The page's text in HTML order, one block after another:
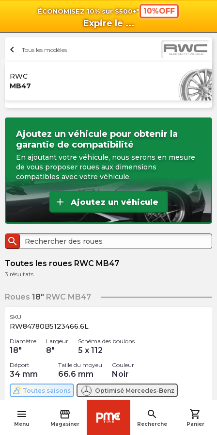
ÉCONOMISEZ 10% sur $500+* 10%OFF
Expire le ...
menu
Menu
storefront
Magasiner
search
Recherche
shopping_cart
Panier
chevron_left Tous les modèles
RWC
MB47
Ajoutez un véhicule pour obtenir la
garantie de compatibilité
En ajoutant votre véhicule, nous serons en mesure
de vous proposer roues aux dimensions
compatibles avec votre véhicule.
add Ajoutez un véhicule
search
Toutes les roues RWC MB47
3 résultats
Roues 18" RWC MB47
SKU
RW84780B5123466.6L
Diamètre
18"
Largeur
8"
Schéma des boulons
5 x 112
Déport
34 mm
Taille du moyeu
66.6 mm
Couleur
Noir
Toutes saisons Optimisé Mercedes-Benz
214.12
3 En inventaire
arrow_forward
navigate_before